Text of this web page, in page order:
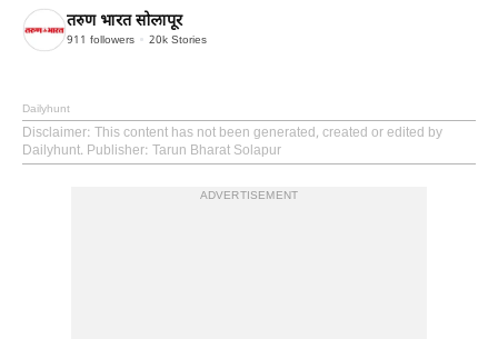
तरुण भारत सोलापूर
911 followers 20k Stories
Dailyhunt
Disclaimer: This content has not been generated, created or edited by
Dailyhunt. Publisher: Tarun Bharat Solapur
ADVERTISEMENT